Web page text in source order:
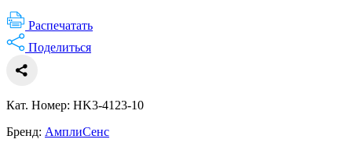
Распечатать
Поделиться
Кат. Номер: HK3-4123-10
Бренд: АмплиСенс